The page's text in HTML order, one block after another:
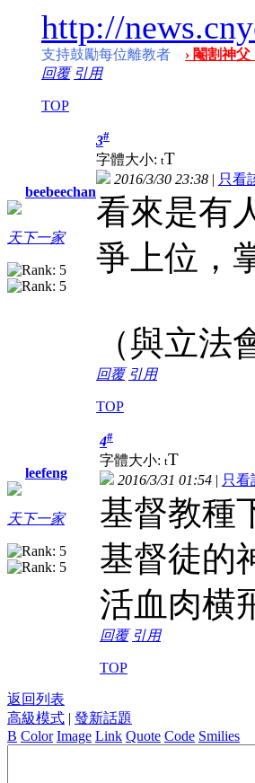
http://
支持鼓勵每位離教者
› 閹割神
回覆 引用
TOP
beebeechan
天下一家
3#
字體大小: tT
2016/3/30 23:38 | 只看
看來是有
爭上位，
（與立
回覆 引用
TOP
leefeng
天下一家
4#
字體大小: tT
2016/3/31 01:54 | 只看
基督教種
基督徒的
活血肉横
回覆 引用
TOP
返回列表
高級模式 | 發新話題
B Color Image Link Quote Code Smilies